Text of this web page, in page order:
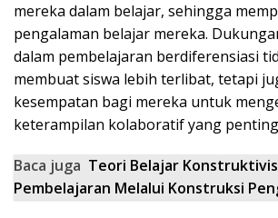
mereka dalam belajar, sehingga
pengalaman belajar mereka.
dalam pembelajaran berdiferensiasi
membuat siswa lebih terlibat, tetapi
kesempatan bagi mereka untuk
keterampilan kolaboratif yang
Baca juga Teori Belajar
Pembelajaran Melalui Konstruksi